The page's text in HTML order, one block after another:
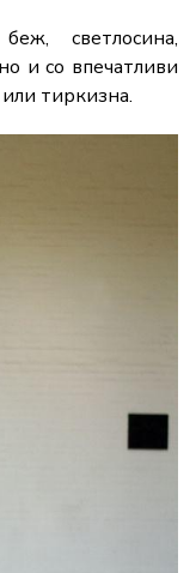
светлосина,
и со впечатливи
тиркизна.